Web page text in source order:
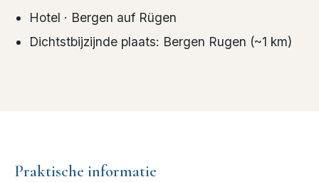
Hotel · Bergen auf Rügen
Dichtstbijzijnde plaats: Bergen Rugen (~1 km)
Praktische informatie